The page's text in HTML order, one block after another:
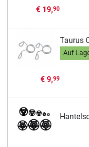
€ 19,90
Taurus
Auf
€ 9,99